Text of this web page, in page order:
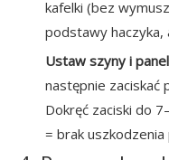
kafelki (bez
podstawy haczyka,
Ustaw szyny i
następnie zaciskać
Dokręć zaciski do
= brak uszkodzenia